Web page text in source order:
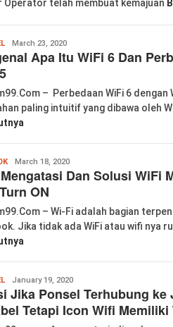
Operator telah membuat kemajuan
labkom99
March 23, 2020
Apa Itu WiFi 6 Dan
– Perbedaan WiFi 6 dengan
paling intuitif yang dibawa oleh
labkom99
March 18, 2020
Dan Solusi WiFi
ON
– Wi-Fi adalah bagian
Jika tidak ada WiFi atau wifi nya
labkom99
January 19, 2020
Jika Ponsel Terhubung ke
Tetapi Icon Wifi Memiliki